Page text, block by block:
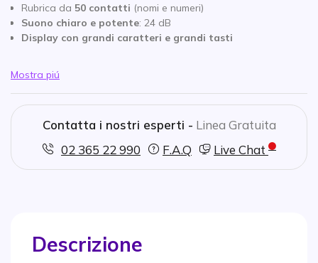
Rubrica da 50 contatti (nomi e numeri)
Suono chiaro e potente: 24 dB
Display con grandi caratteri e grandi tasti
Mostra piú
Contatta i nostri esperti - Linea Gratuita
02 365 22 990
F.A.Q Live Chat
Descrizione